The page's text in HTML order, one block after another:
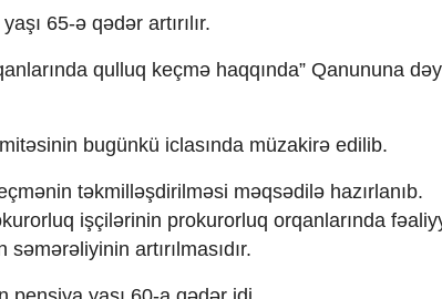
65-ə qədər artırılır.
qulluq keçmə haqqında” Qanununa
bugünkü iclasında müzakirə edilib.
təkmilləşdirilməsi məqsədilə hazırlanıb.
işçilərinin prokurorluq orqanlarında
artırılmasıdır.